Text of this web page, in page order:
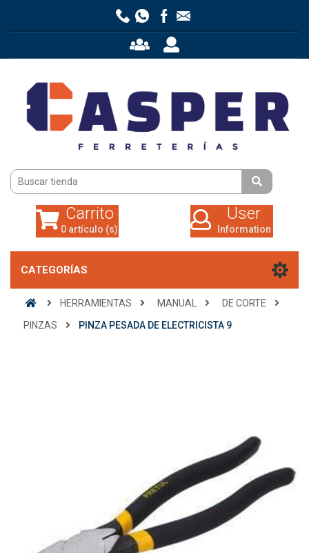
0 artículo (s)
Carrito
0 artículo (s)
User
Information
CATEGORÍAS
HERRAMIENTAS MANUAL
DE CORTE
PINZAS
PINZA PESADA DE ELECTRICISTA 9